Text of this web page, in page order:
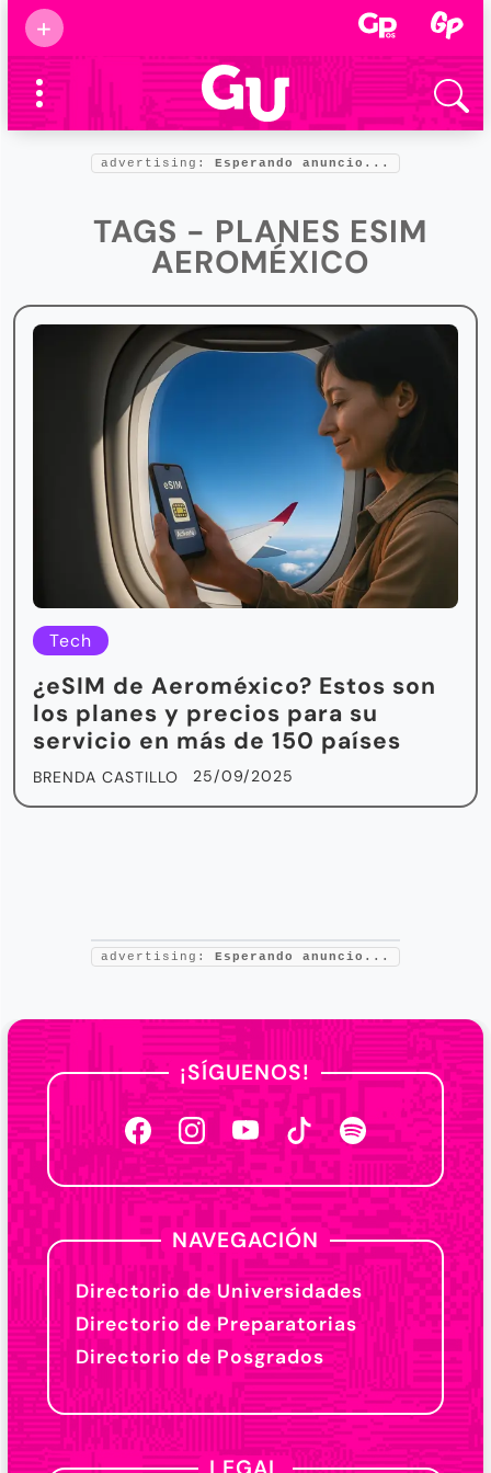
+
Supermamás
2025
Marcas de
confianza
Foro salud
advertising: Esperando anuncio...
TAGS - PLANES ESIM
AEROMÉXICO
Tech
¿eSIM de Aeroméxico? Estos son
los planes y precios para su
servicio en más de 150 países
BRENDA CASTILLO 25/09/2025
advertising: Esperando anuncio...
¡SÍGUENOS!
NAVEGACIÓN
Directorio de Universidades
Directorio de Preparatorias
Directorio de Posgrados